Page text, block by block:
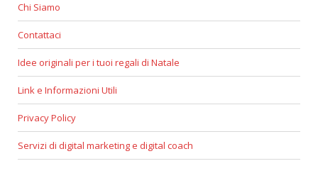
Chi Siamo
Contattaci
Idee originali per i tuoi regali di Natale
Link e Informazioni Utili
Privacy Policy
Servizi di digital marketing e digital coach